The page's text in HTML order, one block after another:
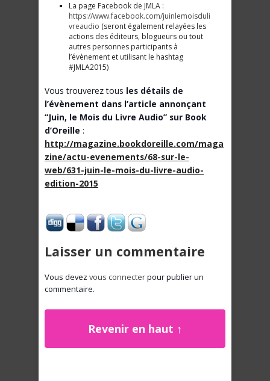
La page Facebook de JMLA :
https://www.facebook.com/juinlemoisduli
vreaudio (seront également relayées les
actions des éditeurs, blogueurs ou tout
autres personnes participants à
l’évènement et utilisant le hashtag
#JMLA2015)
Vous trouverez tous les détails de
l’évènement dans l’article annonçant
“Juin, le Mois du Livre Audio” sur Book
d’Oreille :
http://magazine.bookdoreille.com/maga
zine/actu-evenements/68-sur-le-
web/631-juin-le-mois-du-livre-audio-
edition-2015
Laisser un commentaire
Vous devez vous connecterpour publier un
commentaire.
Revenir en haut ↑